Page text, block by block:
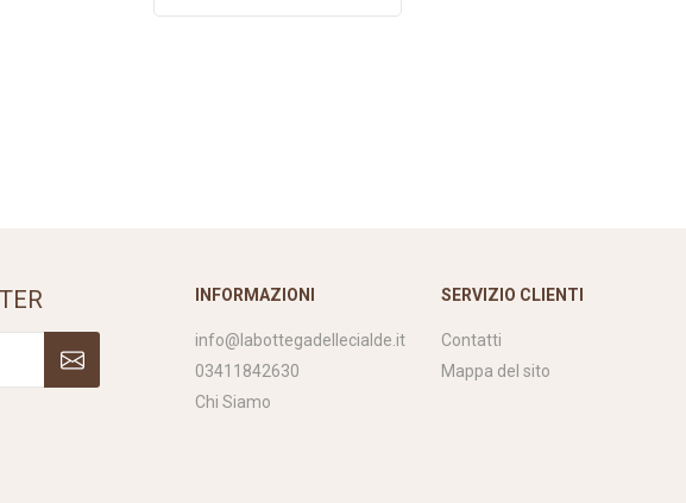
INFORMAZIONI
info@labottegadellecialde.it
03411842630
Chi Siamo
SERVIZIO CLIENTI
Contatti
Mappa del sito